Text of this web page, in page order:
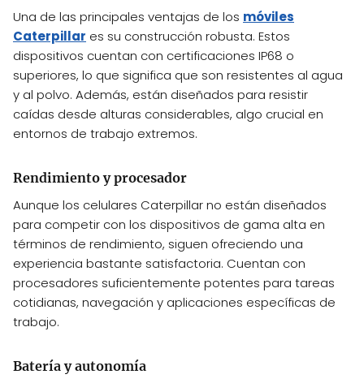
Una de las principales ventajas de los móviles
Caterpillar es su construcción robusta. Estos
dispositivos cuentan con certificaciones IP68 o
superiores, lo que significa que son resistentes al agua
y al polvo. Además, están diseñados para resistir
caídas desde alturas considerables, algo crucial en
entornos de trabajo extremos.
Rendimiento y procesador
Aunque los celulares Caterpillar no están diseñados
para competir con los dispositivos de gama alta en
términos de rendimiento, siguen ofreciendo una
experiencia bastante satisfactoria. Cuentan con
procesadores suficientemente potentes para tareas
cotidianas, navegación y aplicaciones específicas de
trabajo.
Batería y autonomía